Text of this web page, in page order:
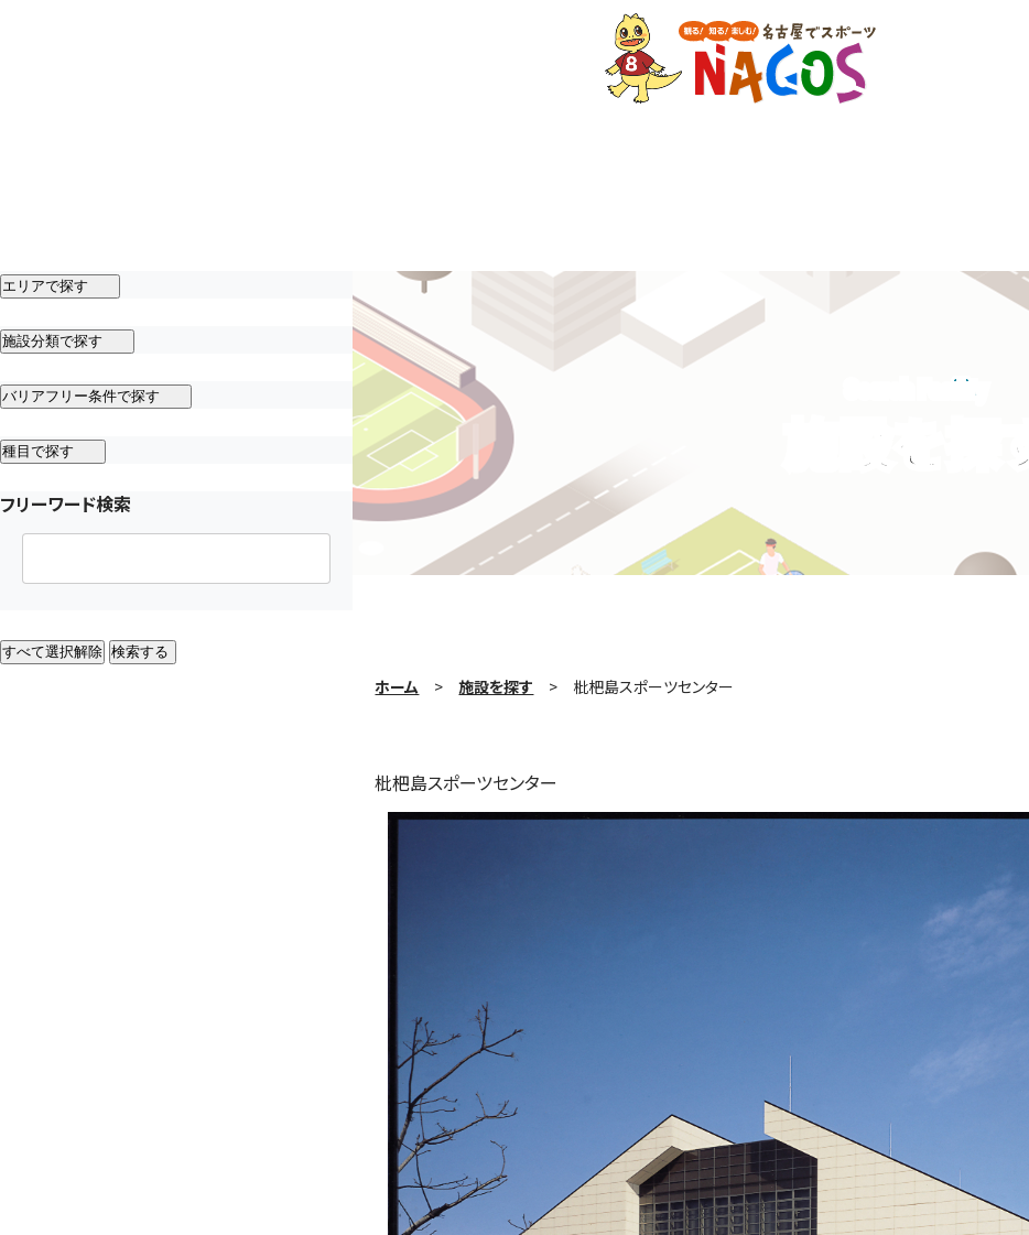
施設を探す
Search Facility
ホーム 施設を探す 枇杷島スポーツセンター
枇杷島スポーツセンター
エリアで探す
施設分類で探す
バリアフリー条件で探す
種目で探す
フリーワード検索
すべて選択解除 検索する